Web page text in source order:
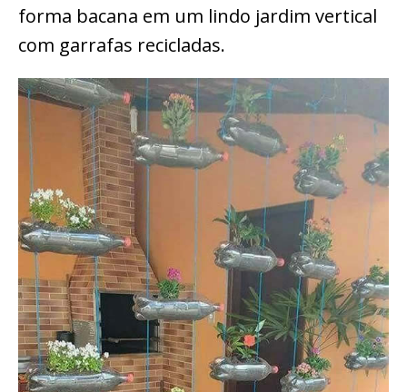
forma bacana em um lindo jardim vertical
com garrafas recicladas.